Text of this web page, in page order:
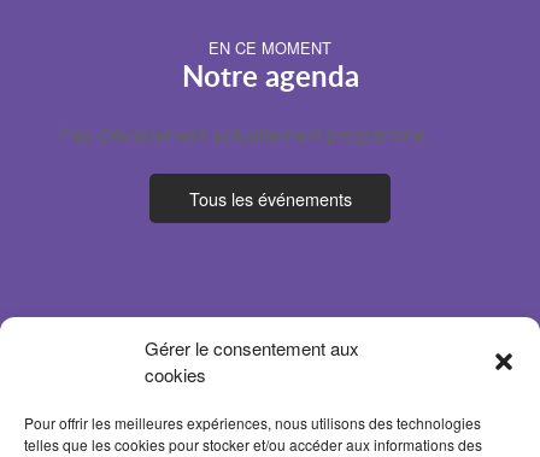
Gérer le consentement aux
cookies
Pour offrir les meilleures expériences, nous utilisons des technologies
telles que les cookies pour stocker et/ou accéder aux informations des
EN CE MOMENT
Notre agenda
Pas d'événement actuellement programmé.
Tous les événements